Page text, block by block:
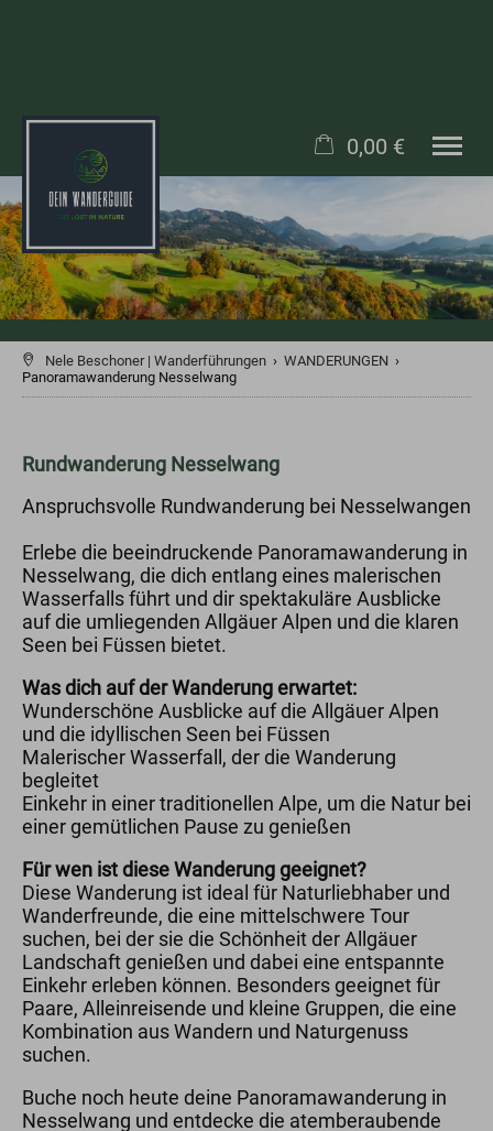
WANDERUNGEN
ANFRAGEN
BLOG
TEAM
0,00 €
Warenkorb ist leer
Nele Beschoner | Wanderführungen › WANDERUNGEN ›
Panoramawanderung Nesselwang
Rundwanderung Nesselwang
Anspruchsvolle Rundwanderung bei Nesselwangen
Erlebe die beeindruckende Panoramawanderung in
Nesselwang, die dich entlang eines malerischen
Wasserfalls führt und dir spektakuläre Ausblicke
auf die umliegenden Allgäuer Alpen und die klaren
Seen bei Füssen bietet.
Was dich auf der Wanderung erwartet:
Wunderschöne Ausblicke auf die Allgäuer Alpen
und die idyllischen Seen bei Füssen
Malerischer Wasserfall, der die Wanderung
begleitet
Einkehr in einer traditionellen Alpe, um die Natur bei
einer gemütlichen Pause zu genießen
Für wen ist diese Wanderung geeignet?
Diese Wanderung ist ideal für Naturliebhaber und
Wanderfreunde, die eine mittelschwere Tour
suchen, bei der sie die Schönheit der Allgäuer
Landschaft genießen und dabei eine entspannte
Einkehr erleben können. Besonders geeignet für
Paare, Alleinreisende und kleine Gruppen, die eine
Kombination aus Wandern und Naturgenuss
suchen.
Buche noch heute deine Panoramawanderung in
Nesselwang und entdecke die atemberaubende